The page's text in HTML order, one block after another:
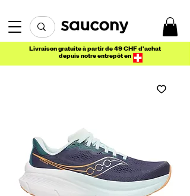
Livraison gratuite à partir de 49 CHF d'achat
depuis notre entrepôt en